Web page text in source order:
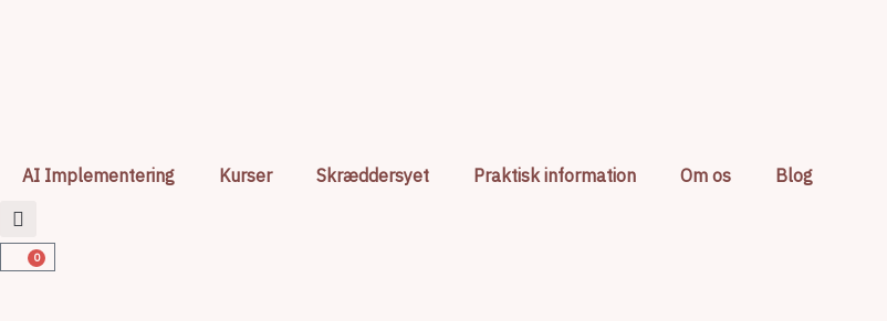
AI Implementering Kurser Skræddersyet Praktisk information Om os Blog
0